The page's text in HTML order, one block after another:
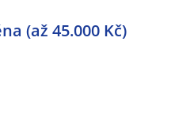
(až 45.000 Kč)